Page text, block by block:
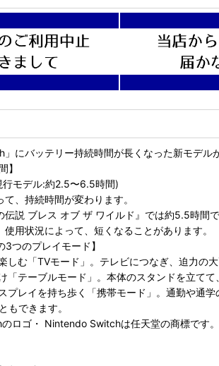
にバッテリー持続時間が長くなった新モデル
】
モデル:約2.5〜6.5時間)
、持続時間が変わります。
説 ブレス オブ ザ ワイルド』では約5.5時間
用状況によって、短くなることがあります。
つのプレイモード】
しむ「TVモード」。テレビにつなぎ、迫力の
「テーブルモード」。本体のスタンドを立て
プレイを持ち歩く「携帯モード」。通勤や通
もできます。
ロゴ・ Nintendo Switchは任天堂の商標です。